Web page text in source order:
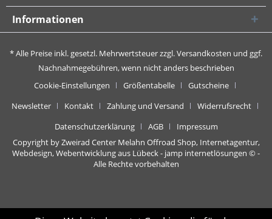
Informationen
* Alle Preise inkl. gesetzl. Mehrwertsteuer zzgl.Versandkosten und ggf.
Nachnahmegebühren, wenn nicht anders beschrieben
Cookie-Einstellungen
Größentabelle
Gutscheine
Newsletter
Kontakt Zahlung und Versand
Widerrufsrecht
Datenschutzerklärung
AGB
Impressum
Copyright by Zweirad Center Melahn Offroad Shop, Internetagentur,
Webdesign, Webentwicklung aus Lübeck - jamp internetlösungen © -
Alle Rechte vorbehalten